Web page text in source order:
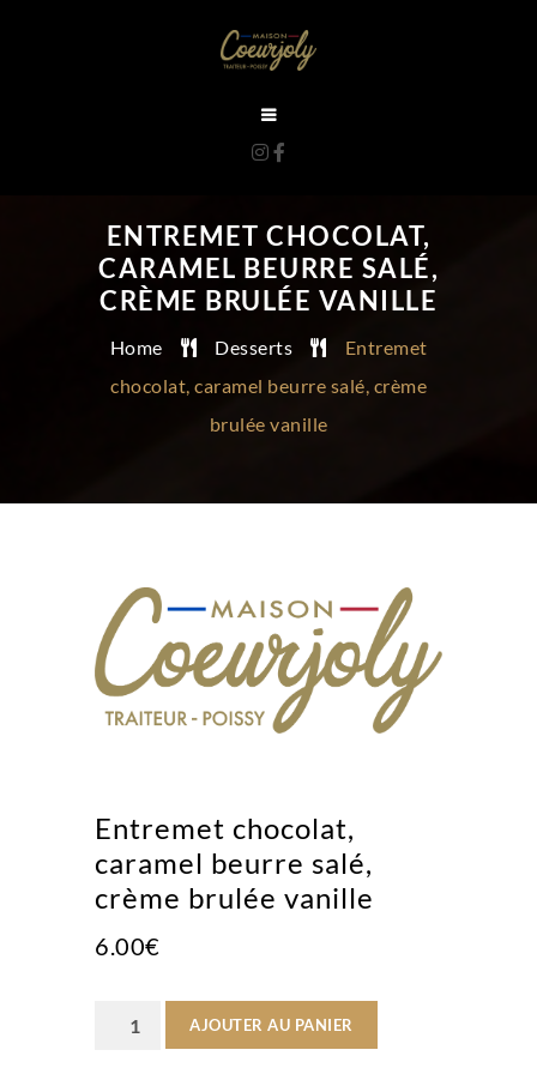
ENTREMET CHOCOLAT,
CARAMEL BEURRE SALÉ,
CRÈME BRULÉE VANILLE
Home Desserts
Entremet
chocolat, caramel beurre salé, crème
brulée vanille
Entremet chocolat,
caramel beurre salé,
crème brulée vanille
6.00€
quantité
AJOUTER AU PANIER